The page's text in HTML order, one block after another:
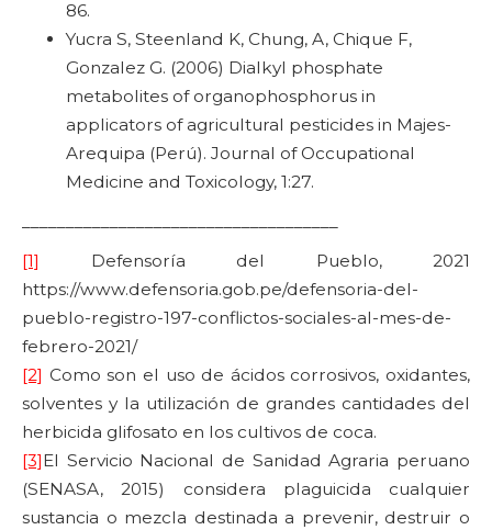
86.
Yucra S, Steenland K, Chung, A, Chique F,
Gonzalez G. (2006) Dialkyl phosphate
metabolites of organophosphorus in
applicators of agricultural pesticides in Majes-
Arequipa (Perú). Journal of Occupational
Medicine and Toxicology, 1:27.
[1]
Defensoría del Pueblo, 2021
https://www.defensoria.gob.pe/defensoria-del-
pueblo-registro-197-conflictos-sociales-al-mes-de-
febrero-2021/
[2] Como son el uso de ácidos corrosivos, oxidantes,
solventes y la utilización de grandes cantidades del
herbicida glifosato en los cultivos de coca.
[3]El Servicio Nacional de Sanidad Agraria peruano
(SENASA, 2015) considera plaguicida cualquier
sustancia o mezcla destinada a prevenir, destruir o